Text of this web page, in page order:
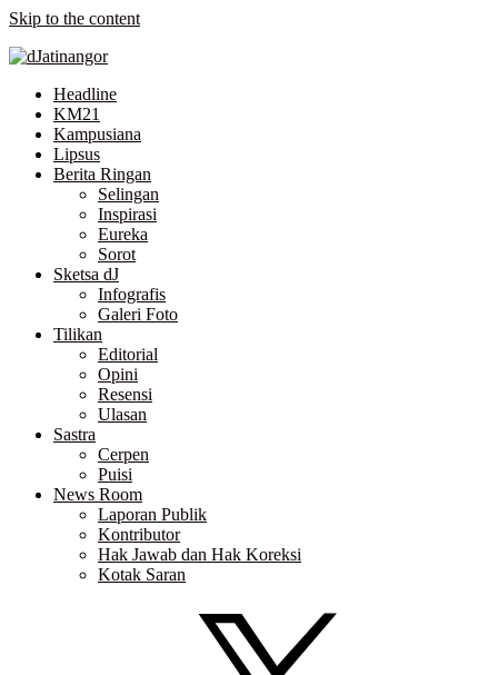
Skip to the content
Headline
KM21
Kampusiana
Lipsus
Berita Ringan
Selingan
Inspirasi
Eureka
Sorot
Sketsa dJ
Infografis
Galeri Foto
Tilikan
Editorial
Opini
Resensi
Ulasan
Sastra
Cerpen
Puisi
News Room
Laporan Publik
Kontributor
Hak Jawab dan Hak Koreksi
Kotak Saran